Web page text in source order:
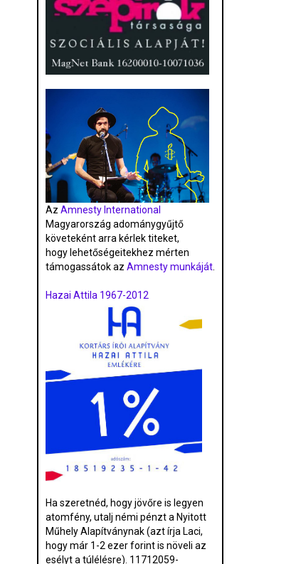
Az Amnesty International
Magyarország adománygyűjtő
követeként arra kérlek titeket,
hogy lehetőségeitekhez mérten
támogassátok az Amnesty munkáját.
Hazai Attila 1967-2012
Ha szeretnéd, hogy jövőre is legyen
atomfény, utalj némi pénzt a Nyitott
Műhely Alapítványnak (azt írja Laci,
hogy már 1-2 ezer forint is növeli az
esélyt a túlélésre). 11712059-